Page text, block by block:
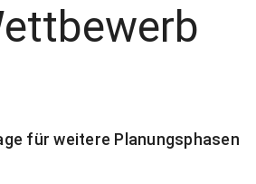
für weitere Planungsphasen